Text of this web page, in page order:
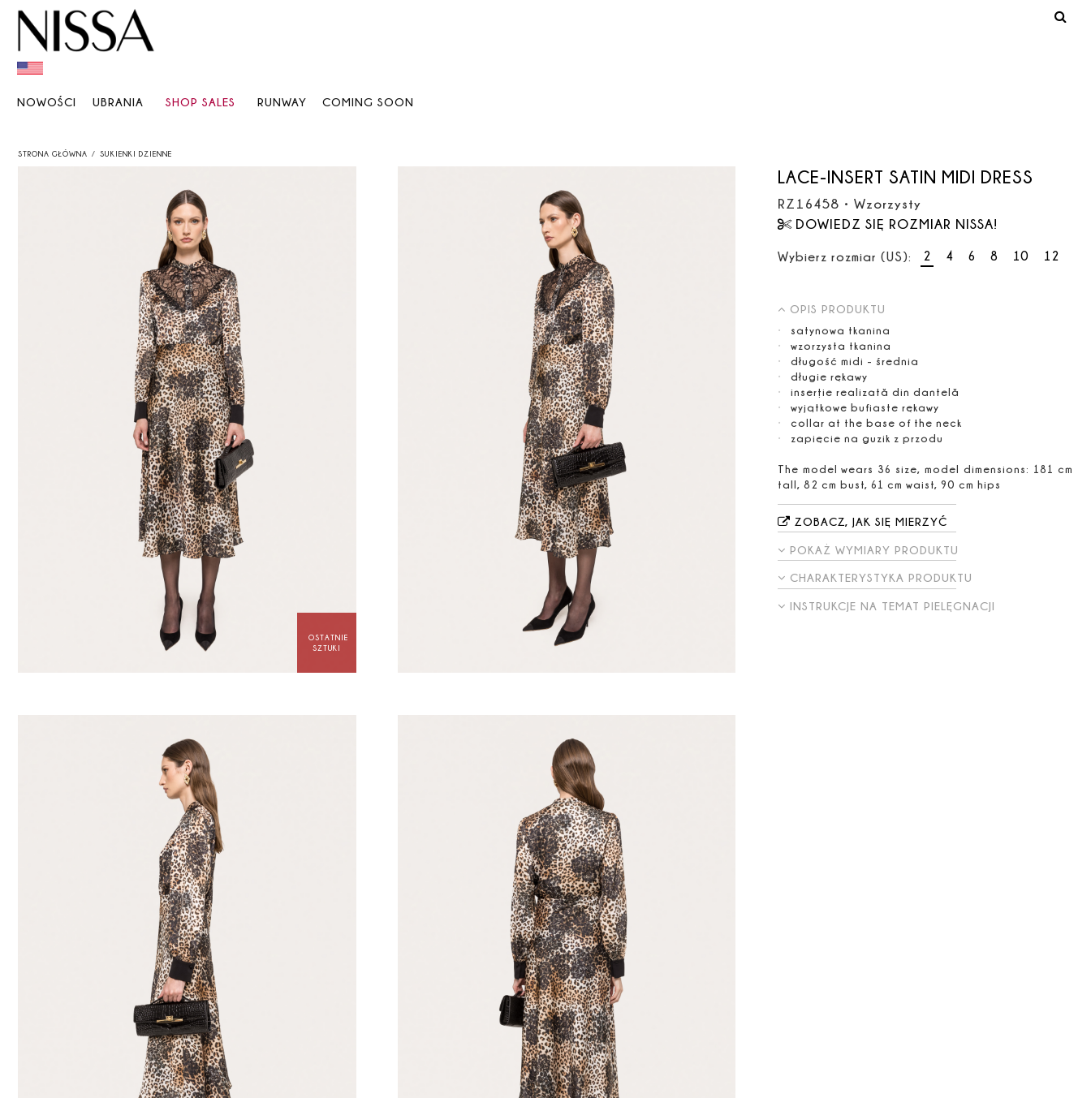
NOWOŚCI UBRANIA SHOP SALES RUNWAY COMING SOON
STRONA GŁÓWNA SUKIENKI DZIENNE
LACE-INSERT SATIN MIDI DRESS
RZ16458 • Wzorzysty
DOWIEDZ SIĘ ROZMIAR NISSA!
Wybierz rozmiar (US): 2 4 6 8 10 12
OPIS PRODUKTU
satynowa tkanina
wzorzysta tkanina
długość midi - średnia
długie rękawy
inserție realizată din dantelă
wyjątkowe bufiaste rękawy
collar at the base of the neck
zapięcie na guzik z przodu
The model wears 36 size, model dimensions: 181 cm
tall, 82 cm bust, 61 cm waist, 90 cm hips
ZOBACZ, JAK SIĘ MIERZYĆ
POKAŻ WYMIARY PRODUKTU
CHARAKTERYSTYKA PRODUKTU
INSTRUKCJE NA TEMAT PIELĘGNACJI